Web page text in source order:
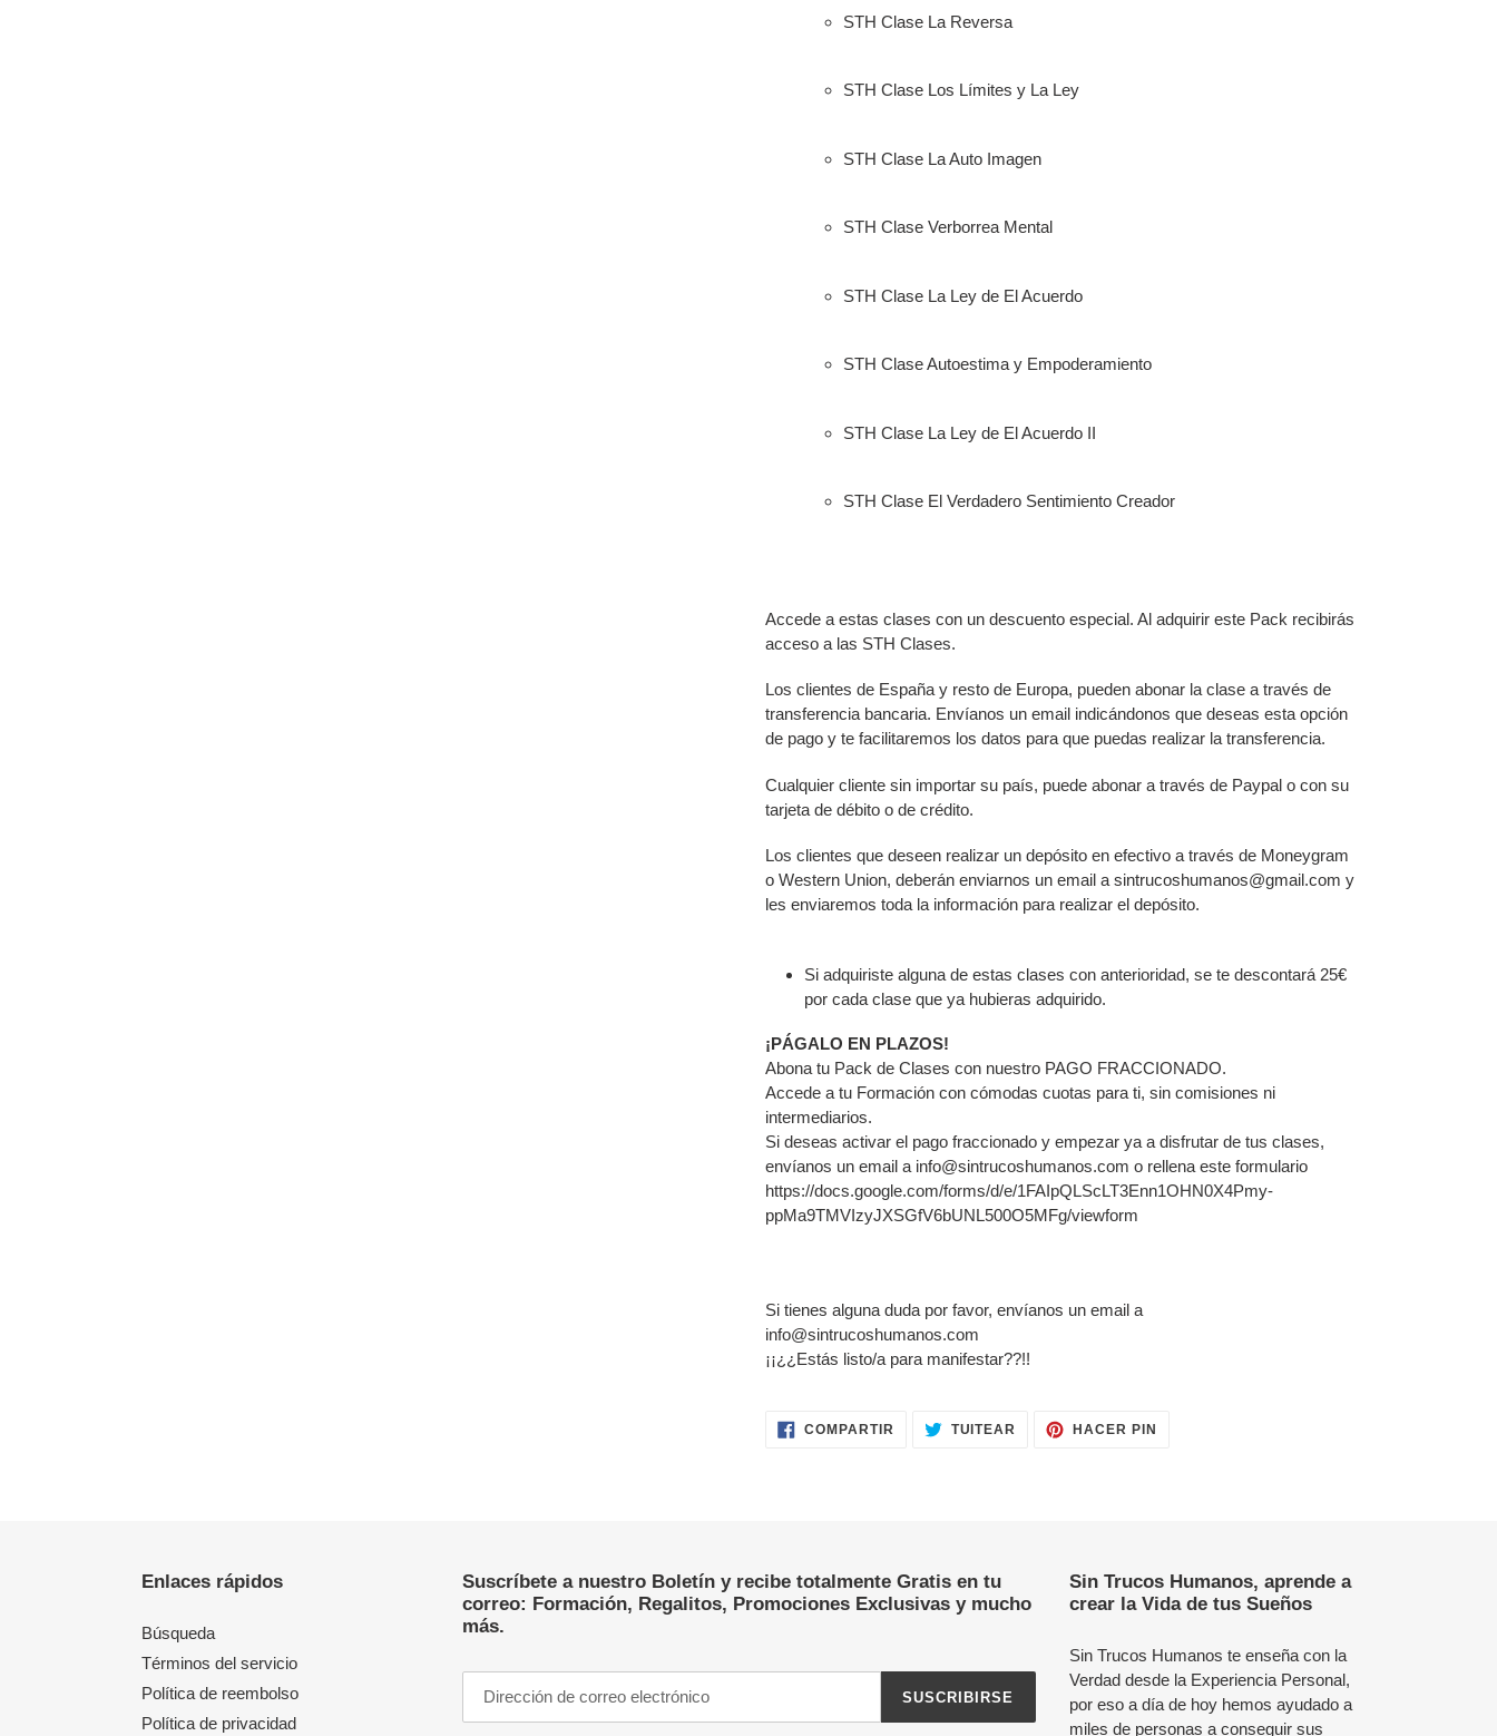
STH Clase La Reversa
STH Clase Los Límites y La Ley
STH Clase La Auto Imagen
STH Clase Verborrea Mental
STH Clase La Ley de El Acuerdo
STH Clase Autoestima y Empoderamiento
STH Clase La Ley de El Acuerdo II
STH Clase El Verdadero Sentimiento Creador
Accede a estas clases con un descuento especial. Al adquirir este Pack recibirás
acceso a las STH Clases.
Los clientes de España y resto de Europa, pueden abonar la clase a través de
transferencia bancaria. Envíanos un email indicándonos que deseas esta opción
de pago y te facilitaremos los datos para que puedas realizar la transferencia.
Cualquier cliente sin importar su país, puede abonar a través de Paypal o con su
tarjeta de débito o de crédito.
Los clientes que deseen realizar un depósito en efectivo a través de Moneygram
o Western Union, deberán enviarnos un email a sintrucoshumanos@gmail.com y
les enviaremos toda la información para realizar el depósito.
Si adquiriste alguna de estas clases con anterioridad, se te descontará 25€
por cada clase que ya hubieras adquirido.
¡PÁGALO EN PLAZOS!
Abona tu Pack de Clases con nuestro PAGO FRACCIONADO.
Accede a tu Formación con cómodas cuotas para ti, sin comisiones ni
intermediarios.
Si deseas activar el pago fraccionado y empezar ya a disfrutar de tus clases,
envíanos un email a info@sintrucoshumanos.com o rellena este formulario
https://docs.google.com/forms/d/e/1FAIpQLScLT3Enn1OHN0X4Pmy-
ppMa9TMVIzyJXSGfV6bUNL500O5MFg/viewform
Si tienes alguna duda por favor, envíanos un email a
info@sintrucoshumanos.com
¡¡¿¿Estás listo/a para manifestar??!!
COMPARTIR COMPARTIRTUITEAR TUITEARHACER PIN
Enlaces rápidos
Búsqueda
Términos del servicio
Política de reembolso
Política de privacidad
Suscríbete a nuestro Boletín y recibe totalmente Gratis en tu
correo: Formación, Regalitos, Promociones Exclusivas y mucho
más.
SUSCRIBIRSE
Sin Trucos Humanos, aprende a
crear la Vida de tus Sueños
Sin Trucos Humanos te enseña con la
Verdad desde la Experiencia Personal,
por eso a día de hoy hemos ayudado a
miles de personas a conseguir sus